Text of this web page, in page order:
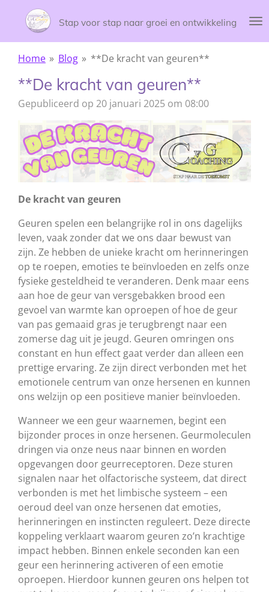
direct
naar
Stap voor stap naar groei en ontwikkeling
Home » Blog » **De kracht van geuren**
**De kracht van geuren**
Gepubliceerd op 20 januari 2025 om 08:00
De kracht van geuren
Geuren spelen een belangrijke rol in ons dagelijks
leven, vaak zonder dat we ons daar bewust van
zijn. Ze hebben de unieke kracht om herinneringen
op te roepen, emoties te beïnvloeden en zelfs onze
fysieke gesteldheid te veranderen. Denk maar eens
aan hoe de geur van versgebakken brood een
gevoel van warmte kan oproepen of hoe de geur
van pas gemaaid gras je terugbrengt naar een
zomerse dag uit je jeugd. Geuren omringen ons
constant en hun effect gaat verder dan alleen een
prettige ervaring. Ze zijn direct verbonden met het
emotionele centrum van onze hersenen en kunnen
ons welzijn op een positieve manier beïnvloeden.
Wanneer we een geur waarnemen, begint een
bijzonder proces in onze hersenen. Geurmoleculen
dringen via onze neus naar binnen en worden
opgevangen door geurreceptoren. Deze sturen
signalen naar het olfactorische systeem, dat direct
verbonden is met het limbische systeem – een
oeroud deel van onze hersenen dat emoties,
herinneringen en instincten reguleert. Deze directe
koppeling verklaart waarom geuren zo’n krachtige
impact hebben. Binnen enkele seconden kan een
geur een herinnering activeren of een emotie
oproepen. Hierdoor kunnen geuren ons helpen tot